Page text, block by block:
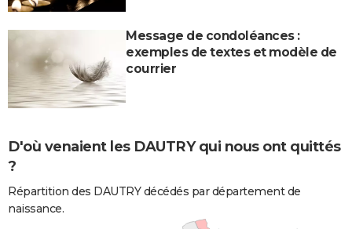
Message de condoléances :
exemples de textes et modèle de
courrier
D'où venaient les DAUTRY qui nous ont quittés
?
Répartition des DAUTRY décédés par département de
naissance.